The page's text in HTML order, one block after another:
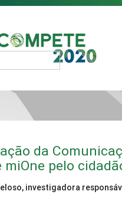
da
pelo
investigadora